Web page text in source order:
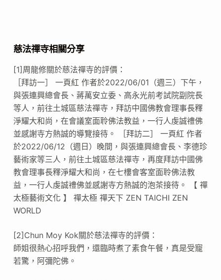
慈法禪寺相關分享
[1]周龍修關於慈法禪寺的評價：
［拜訪一］ 一頁紅 作者於2022/06/01（週三）下午，
與張連興總會長、蔣萬安立委、高永光前考試院副院長
等人，前往土城區慈法禪寺，拜訪中國佛教會理事長釋
淨耀大和尚，在會議室面聆佛法教益，一行人虔誠禮佛
並感謝寺方熱誠的導覽接待。 ［拜訪二］ 一頁紅 作者
於2022/06/12（週日）晚間，與張連興總會長、李德珍
藝術家等三人，前往土城區慈法禪寺，再度拜訪中國佛
教會理事長釋淨耀大和尚，在七樓會客室面聆佛法教
益，一行人虔誠禮佛並感謝寺方熱誠的泡茶接待。 【 禪
太極藝術文化 】 禪太極 禪天下 ZEN TAICHI ZEN
WORLD
[2]Chun Moy Kok關於慈法禪寺的評價：
師姐很熱心招呼我們，還臨時煮了素食午餐，真是受寵
若驚，阿彌陀佛。